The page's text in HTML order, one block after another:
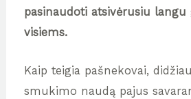
pasinaudoti atsivėrusiu langu
visiems.
Kaip teigia pašnekovai,
smukimo naudą pajus